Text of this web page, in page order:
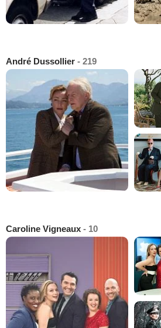
André Dussollier - 219
Caroline Vigneaux - 10